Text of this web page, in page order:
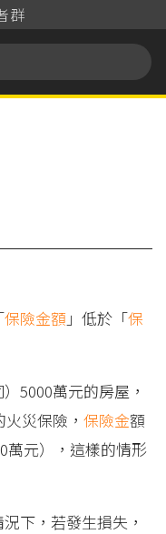
群
保險金額 」低於「保
5000萬元的房屋，
災保險， 保險金額
萬元），這樣的情形
下，若發生損失，